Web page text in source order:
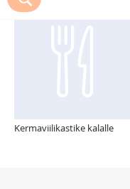
RESEPTIHAKU
Kermaviilikastike kalalle